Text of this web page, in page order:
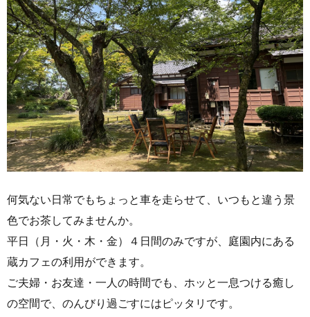
何気ない日常でもちょっと車を走らせて、いつもと違う景
色でお茶してみませんか。
平日（月・火・木・金）４日間のみですが、庭園内にある
蔵カフェの利用ができます。
ご夫婦・お友達・一人の時間でも、ホッと一息つける癒し
の空間で、のんびり過ごすにはピッタリです。